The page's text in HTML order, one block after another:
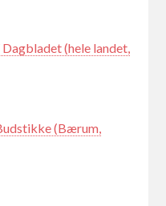
(hele landet,
(Bærum,